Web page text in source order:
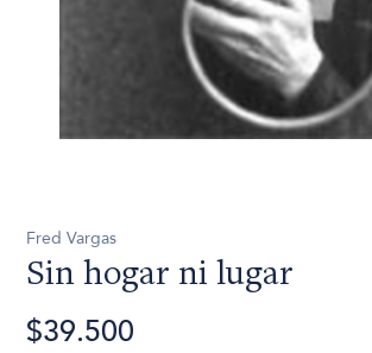
Fred Vargas
Sin hogar ni lugar
$39.500